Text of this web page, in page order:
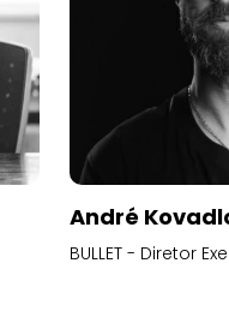
André
BULLET - Diretor